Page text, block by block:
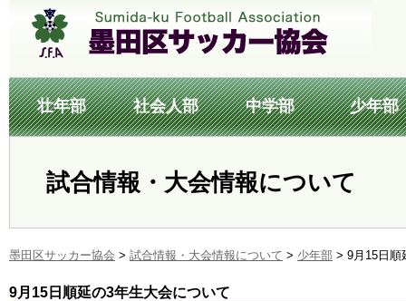
壮年部 社会人部 中学部 少年部
試合情報・大会情報について
墨田区サッカー協会 > 試合情報・大会情報について > 少年部 > 9月15日順
9月15日順延の3年生大会について